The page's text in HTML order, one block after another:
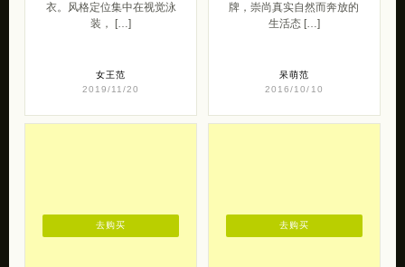
衣。风格定位集中在视觉泳
装， […]
女王范
2019/11/20
牌，崇尚真实自然而奔放的
生活态 […]
呆萌范
2016/10/10
去购买 去购买